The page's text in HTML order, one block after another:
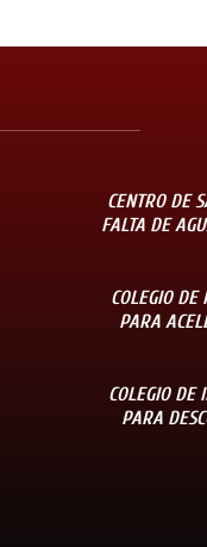
CENTRO DE
FALTA DE
COLEGIO DE
PARA
COLEGIO DE
PARA